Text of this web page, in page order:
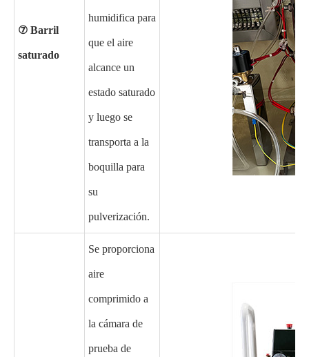
⑦ Barril
saturado
humidifica para
que el aire
alcance un
estado saturado
y luego se
transporta a la
boquilla para
su
pulverización.
Se proporciona
aire
comprimido a
la cámara de
prueba de